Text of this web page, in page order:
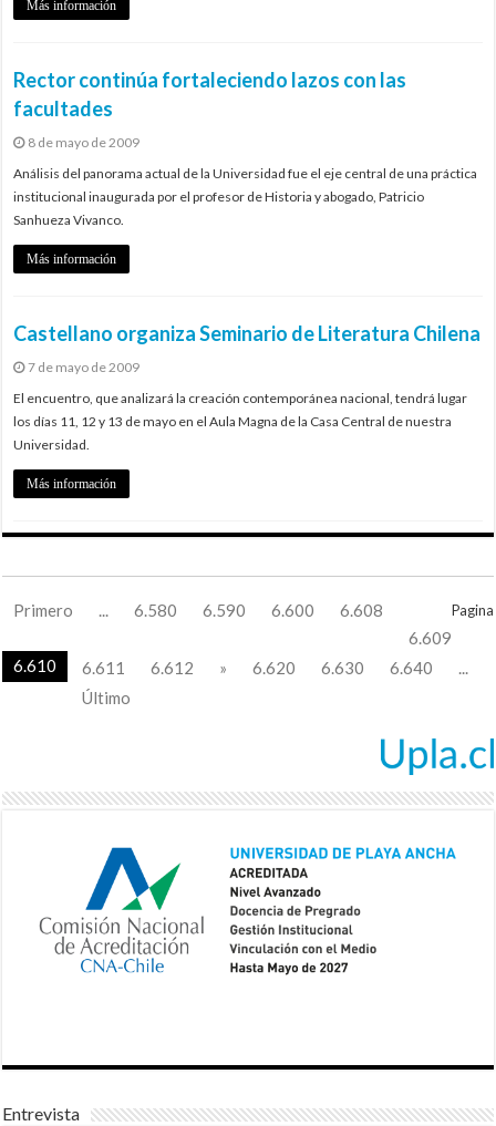
Más información
Rector continúa fortaleciendo lazos con las
facultades
8 de mayo de 2009
Análisis del panorama actual de la Universidad fue el eje central de una práctica
institucional inaugurada por el profesor de Historia y abogado, Patricio
Sanhueza Vivanco.
Más información
Castellano organiza Seminario de Literatura Chilena
7 de mayo de 2009
El encuentro, que analizará la creación contemporánea nacional, tendrá lugar
los días 11, 12 y 13 de mayo en el Aula Magna de la Casa Central de nuestra
Universidad.
Más información
Pagina
Primero 6.580 6.590 6.600
6.608
6.609
6.610
6.611 6.612 » 6.620 6.630 6.640
Último
Entrevista